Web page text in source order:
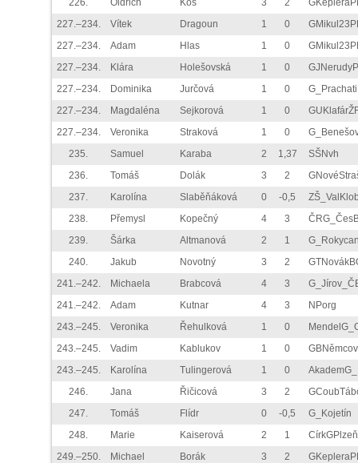
226. Oldřich Kos 3 2
227.–234.
Vítek Dragoun 1 0
227.–234.
Adam Hlas 1 0
227.–234.
Klára Holešovská 1 0
227.–234.
Dominika Jurčová 1 0
G_Prachati
227.–234.
Magdaléna Sejkorová 1 0
227.–234.
Veronika Straková 1 0
235.
Samuel Karaba 2 1,37
SŠNvh
236.
Tomáš Dolák 3 2
237.
Karolína Slaběňáková 0 -0,5
238.
Přemysl Kopečný 4 3
239.
Šárka Altmanová 2 1
240.
Jakub Novotný 3 2
241.–242.
Michaela Brabcová 4 3
241.–242.
Adam Kutnar 4 3
NPorg
243.–245.
Veronika Řehulková 1 0
243.–245.
Vadim Kablukov 1 0
243.–245.
Karolína Tulingerová 1 0
246.
Jana Řičicová 3 2
247.
Tomáš Flídr 0 -0,5
G_Kojetín
248.
Marie Kaiserová 2 1
CírkGPlzeň
249.–250.
Michael Borák 3 2